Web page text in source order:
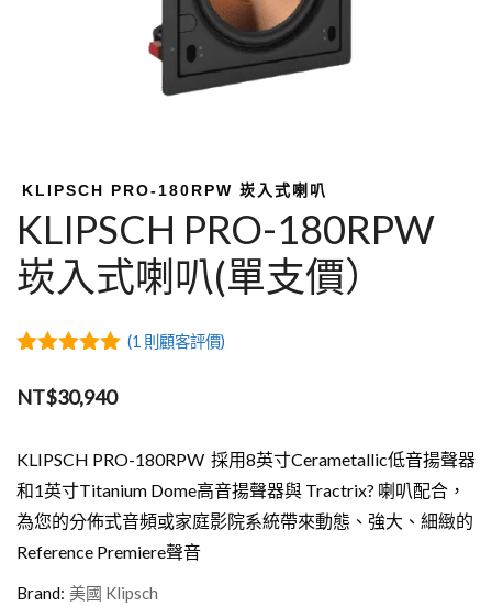
KLIPSCH PRO-180RPW 崁入式喇叭
KLIPSCH PRO-180RPW
崁入式喇叭(單支價）
5
(1 則顧客評價)
NT$30,940
KLIPSCH PRO-180RPW 採用8英寸Cerametallic低音揚聲器
和1英寸Titanium Dome高音揚聲器與 Tractrix? 喇叭配合，
為您的分佈式音頻或家庭影院系統帶來動態、強大、細緻的
Reference Premiere聲音
Brand: 美國 Klipsch